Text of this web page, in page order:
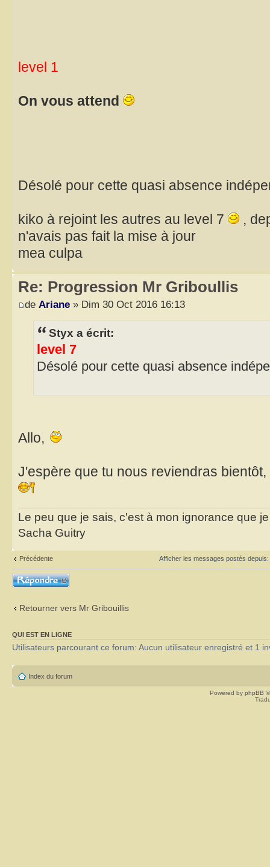
level 1
On vous attend
Désolé pour cette quasi absence
kiko à rejoint les autres au level 7
,
n'avais pas fait la mise à jour
mea culpa
Re: Progression Mr Griboullis
de Ariane » Dim 30 Oct 2016 16:13
Styx a écrit:
level 7
Désolé pour cette quasi absence
Allo,
J'espère que tu nous reviendras
Le peu que je sais, c'est à mon ignorance que
Sacha Guitry
Précédente Afficher les messages postés depuis:
Répondre
Retourner vers Mr Gribouillis
QUI EST EN LIGNE
Utilisateurs parcourant ce forum: Aucun utilisateur enregistré et 1
Index du forum
Powered by phpBB